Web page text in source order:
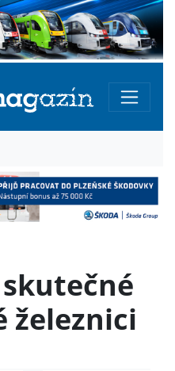
železnici